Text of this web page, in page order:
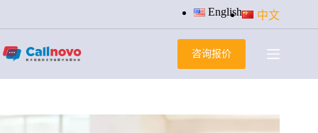
过
容
English 中文
咨询报价